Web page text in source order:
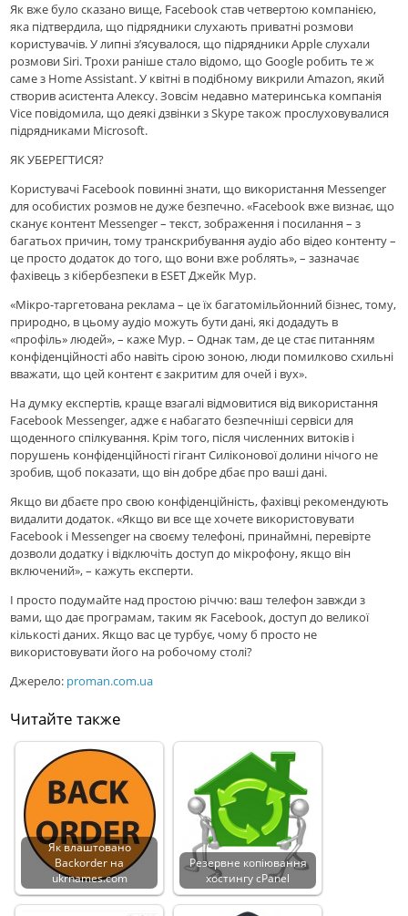
Як вже було сказано вище, Facebook став четвертою компанією,
яка підтвердила, що підрядники слухають приватні розмови
користувачів. У липні з’ясувалося, що підрядники Apple слухали
розмови Siri. Трохи раніше стало відомо, що Google робить те ж
саме з Home Assistant. У квітні в подібному викрили Amazon, який
створив асистента Алексу. Зовсім недавно материнська компанія
Vice повідомила, що деякі дзвінки з Skype також прослуховувалися
підрядниками Microsoft.
ЯК УБЕРЕГТИСЯ?
Користувачі Facebook повинні знати, що використання Messenger
для особистих розмов не дуже безпечно. «Facebook вже визнає, що
сканує контент Messenger – текст, зображення і посилання – з
багатьох причин, тому транскрибування аудіо або відео контенту –
це просто додаток до того, що вони вже роблять», – зазначає
фахівець з кібербезпеки в ESET Джейк Мур.
«Мікро-таргетована реклама – це їх багатомільйонний бізнес, тому,
природно, в цьому аудіо можуть бути дані, які додадуть в
«профіль» людей», – каже Мур. – Однак там, де це стає питанням
конфіденційності або навіть сірою зоною, люди помилково схильні
вважати, що цей контент є закритим для очей і вух».
На думку експертів, краще взагалі відмовитися від використання
Facebook Messenger, адже є набагато безпечніші сервіси для
щоденного спілкування. Крім того, після численних витоків і
порушень конфіденційності гігант Силіконової долини нічого не
зробив, щоб показати, що він добре дбає про ваші дані.
Якщо ви дбаєте про свою конфіденційність, фахівці рекомендують
видалити додаток. «Якщо ви все ще хочете використовувати
Facebook і Messenger на своєму телефоні, принаймні, перевірте
дозволи додатку і відключіть доступ до мікрофону, якщо він
включений», – кажуть експерти.
І просто подумайте над простою річчю: ваш телефон завжди з
вами, що дає програмам, таким як Facebook, доступ до великої
кількості даних. Якщо вас це турбує, чому б просто не
використовувати його на робочому столі?
Джерело: proman.com.ua
Читайте также
Як влаштовано
Backorder на
ukrnames.com
Резервне копіювання
хостингу cPanel